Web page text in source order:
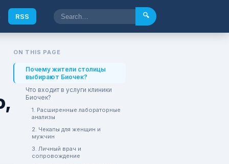
RSS 🔍
ON THIS PAGE
Почему жители столицы
выбирают Биочек?
Что входит в услуги клиники
Биочек?
1. Расширенные лабораторные
анализы
2. Чекапы для женщин и
мужчин
3. Личный врач и
сопровождение